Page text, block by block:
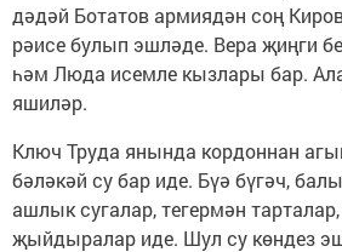
дәдәй Ботатов армиядән соң
рәисе булып эшләде. Вера җиңги
һәм Люда исемле кызлары бар.
яшиләр.
Ключ Труда янында кордоннан
бәләкәй су бар иде. Бүә бүгәч,
ашлык сугалар, тегермән
җыйдыралар иде. Шул су көндез